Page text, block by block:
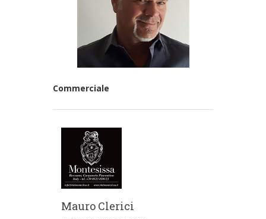
Commerciale
Mauro Clerici